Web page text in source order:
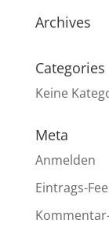
Archives
Categories
Keine
Meta
Anmelden
Eintrags-